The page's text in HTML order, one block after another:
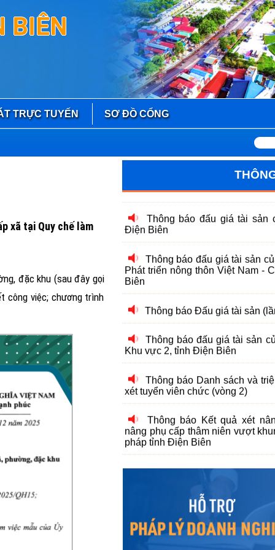
BIÊN
TRỰC TUYẾN SƠ ĐỒ CỔNG
xã tại Quy chế làm
đặc khu (sau đây gọi
công việc; chương trình
Thông báo về việc lựa chọn
Công khai danh sách tổ
tư vấn viên pháp luật trên địa bàn
Thông báo Đấu giá tài sản
Thông báo Đấu giá tài sản
Thông báo Đấu giá tài sản
Thông báo đấu giá tài
Thông báo đấu giá tài sản
Phát triển nông thôn Việt Nam -
Thông báo Đấu giá tài sản
Thông báo đấu giá tài sản
Khu vực 2, tỉnh Điện Biên
Thông báo Danh sách và
xét tuyển viên chức (vòng 2)
Thông báo Kết quả xét
nâng phụ cấp thâm niên vượt
pháp tỉnh Điện Biên
Thông báo Về việc tuyển
2024
Thông báo Kết quả xét
Thông báo Danh sách và
xét tuyển viên chức (Vòng 2)